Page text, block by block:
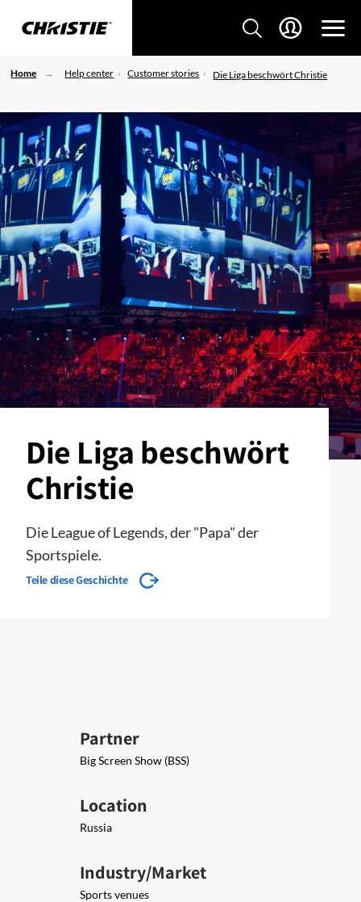
Home Help center Customer stories Die Liga beschwört Christie
Die Liga beschwört
Christie
Die League of Legends, der "Papa" der
Sportspiele.
Teile diese Geschichte
Partner
Big Screen Show (BSS)
Location
Russia
Industry/Market
Sports venues